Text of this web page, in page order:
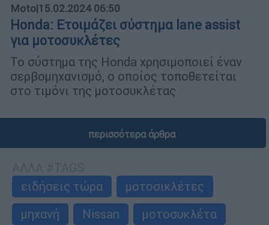
Moto|15.02.2024 06:50
Honda: Ετοιμάζει σύστημα lane assist
για μοτοσυκλέτες
Το σύστημα της Honda χρησιμοποιεί έναν
σερβομηχανισμό, ο οποίος τοποθετείται
στο τιμόνι της μοτοσυκλέτας
περισσότερα άρθρα
ειδήσεις τώρα
μοτοσικλέτες
μηχανή
Nissan
μοτοσυκλέτα